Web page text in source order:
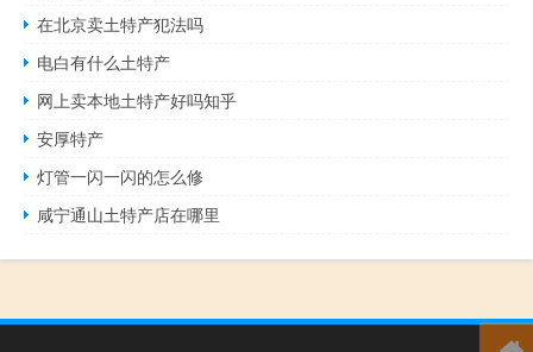
在北京卖土特产犯法吗
电白有什么土特产
网上卖本地土特产好吗知乎
安厚特产
灯管一闪一闪的怎么修
咸宁通山土特产店在哪里